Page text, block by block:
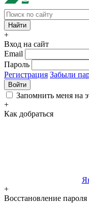
+
Вход на сайт
Email
Пароль
Регистрация Забыли
Войти
Запомнить меня на
+
Как добраться
+
Восстановление пароля